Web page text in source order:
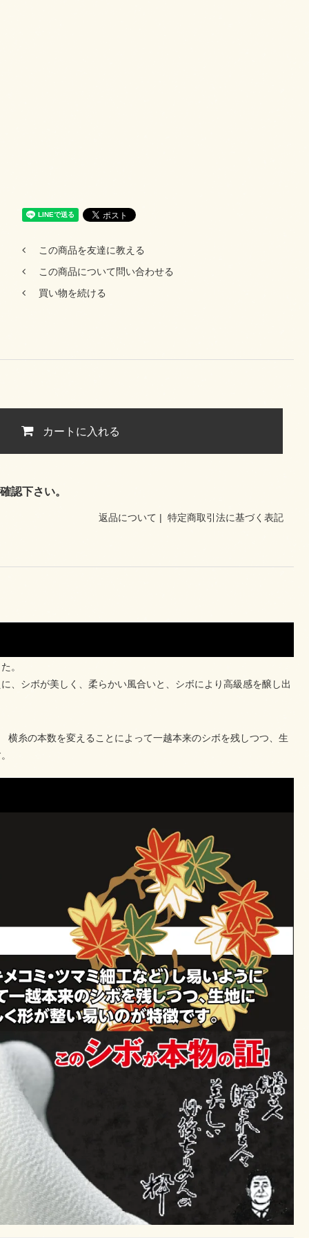
この商品を友達に教える
この商品について問い合わせる
買い物を続ける
カートに入れる
認下さい。
返品について | 特定商取引法に基づく表記
。
、シボが美しく、柔らかい風合いと、シボにより高級感を醸し出
糸の本数を変えることによって一越本来のシボを残しつつ、生